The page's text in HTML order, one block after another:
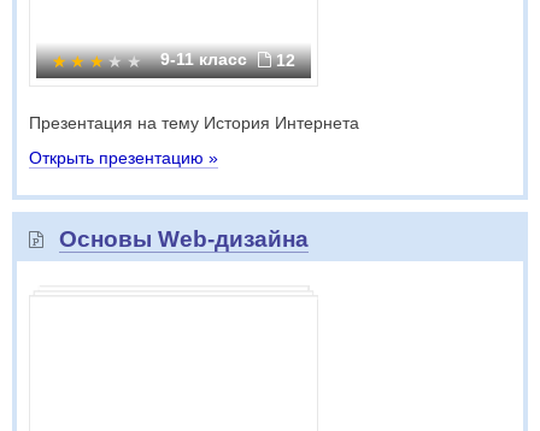
9-11 класс 12
Презентация на тему История Интернета
Открыть презентацию »
Основы Web-дизайна